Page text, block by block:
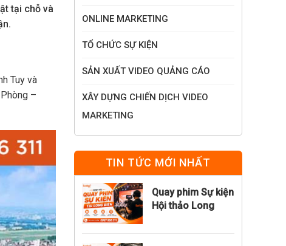
tại chỗ và
Tuy và
–
ONLINE MARKETING
TỔ CHỨC SỰ KIỆN
SẢN XUẤT VIDEO QUẢNG CÁO
XÂY DỰNG CHIẾN DỊCH VIDEO
MARKETING
TIN TỨC MỚI NHẤT
Quay phim Sự kiện
Hội thảo Long